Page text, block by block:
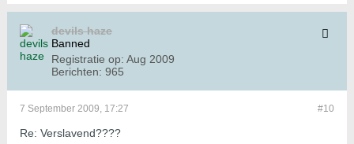
devils haze
Banned
Registratie op: Aug 2009
Berichten: 965
#10
7 September 2009, 17:27
Re: Verslavend????